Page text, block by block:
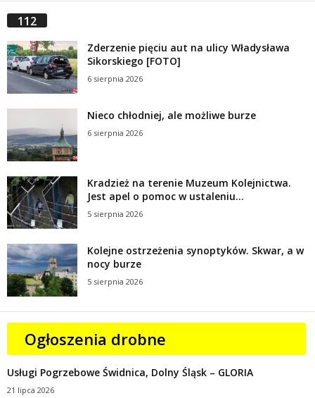
112
Zderzenie pięciu aut na ulicy Władysława
Sikorskiego [FOTO]
6 sierpnia 2026
Nieco chłodniej, ale możliwe burze
6 sierpnia 2026
Kradzież na terenie Muzeum Kolejnictwa.
Jest apel o pomoc w ustaleniu...
5 sierpnia 2026
Kolejne ostrzeżenia synoptyków. Skwar, a w
nocy burze
5 sierpnia 2026
Ogłoszenia drobne
Usługi Pogrzebowe Świdnica, Dolny Śląsk – GLORIA
21 lipca 2026